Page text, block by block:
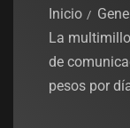
Inicio
La
de
pesos por